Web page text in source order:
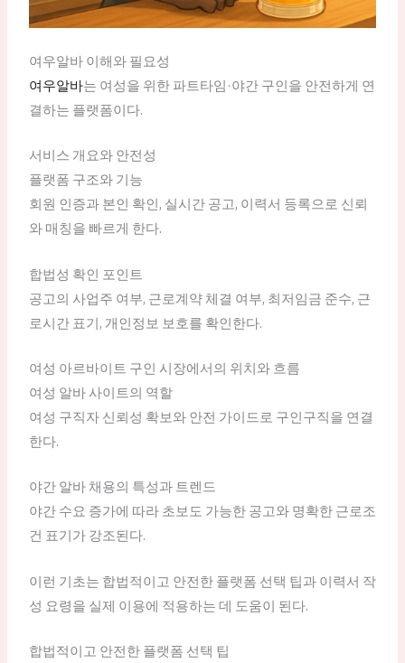
여우알바 이해와 필요성
여우알바는 여성을 위한 파트타임·야간 구인을 안전하게 연
결하는 플랫폼이다.
서비스 개요와 안전성
플랫폼 구조와 기능
회원 인증과 본인 확인, 실시간 공고, 이력서 등록으로 신뢰
와 매칭을 빠르게 한다.
합법성 확인 포인트
공고의 사업주 여부, 근로계약 체결 여부, 최저임금 준수, 근
로시간 표기, 개인정보 보호를 확인한다.
여성 아르바이트 구인 시장에서의 위치와 흐름
여성 알바 사이트의 역할
여성 구직자 신뢰성 확보와 안전 가이드로 구인구직을 연결
한다.
야간 알바 채용의 특성과 트렌드
야간 수요 증가에 따라 초보도 가능한 공고와 명확한 근로조
건 표기가 강조된다.
이런 기초는 합법적이고 안전한 플랫폼 선택 팁과 이력서 작
성 요령을 실제 이용에 적용하는 데 도움이 된다.
합법적이고 안전한 플랫폼 선택 팁